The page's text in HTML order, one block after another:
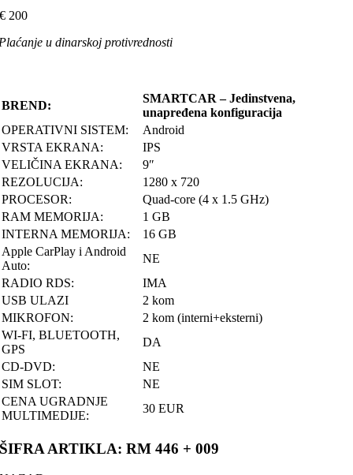
€ 200
u dinarskoj protivrednosti
BREND:
SMARTCAR – Jedinstvena,
unapređena konfiguracija
OPERATIVNI SISTEM:
Android
VRSTA EKRANA:
IPS
VELIČINA EKRANA:
9″
REZOLUCIJA:
1280 x 720
PROCESOR:
Quad-core (4 x 1.5 GHz)
RAM MEMORIJA:
1 GB
INTERNA MEMORIJA:
16 GB
Apple CarPlay i Android
Auto:
NE
RADIO RDS:
IMA
USB ULAZI
2 kom
MIKROFON:
2 kom (interni+eksterni)
WI-FI, BLUETOOTH,
GPS
DA
CD-DVD:
NE
SIM SLOT:
NE
CENA UGRADNJE
MULTIMEDIJE:
30 EUR
ŠIFRA ARTIKLA: RM 446 + 009